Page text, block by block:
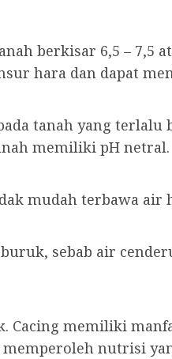
berkisar 6,5 – 7,5
hara dan dapat
tanah yang terlalu
memiliki pH netral.
mudah terbawa air
sebab air
Cacing memiliki
memperoleh nutrisi